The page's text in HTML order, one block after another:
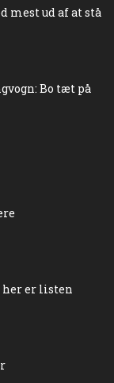
mest ud af at stå
Bo tæt på
her er listen